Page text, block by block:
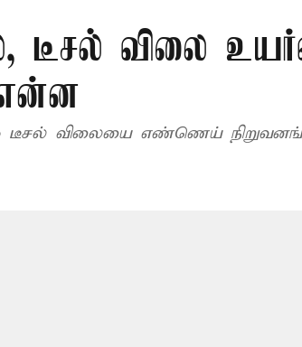
டீசல் விலை
என்ன
டீசல் விலையை எண்ணெய்